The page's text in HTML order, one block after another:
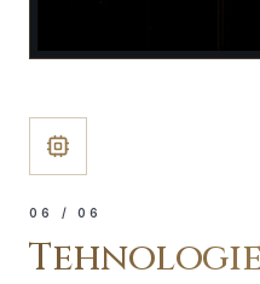
06 / 06